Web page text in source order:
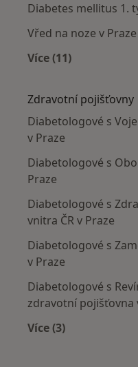
Diabetes mellitus 1.
Vřed na noze v Praze
Více (11)
Zdravotní pojišťovny
Diabetologové s
v Praze
Diabetologové s
Praze
Diabetologové s
vnitra ČR v Praze
Diabetologové s
v Praze
Diabetologové s
zdravotní pojišťovna
Více (3)